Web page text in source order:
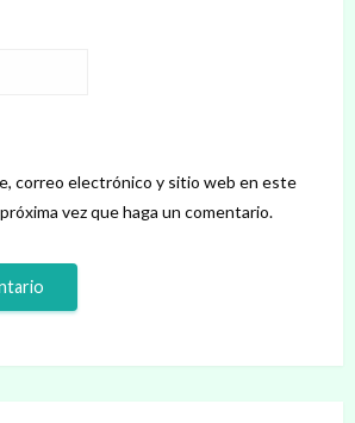
correo electrónico y sitio web en este
vez que haga un comentario.